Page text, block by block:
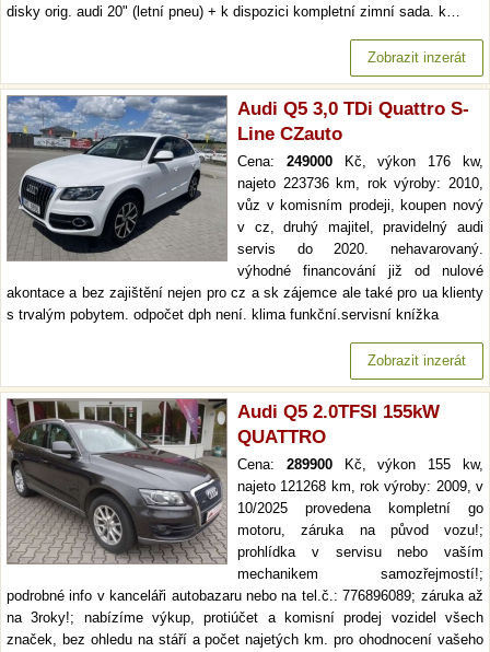
disky orig. audi 20" (letní pneu) + k dispozici kompletní zimní sada. k…
Zobrazit inzerát
Audi Q5 3,0 TDi Quattro S-
Line CZauto
Cena: 249000Kč, výkon 176 kw,
najeto 223736 km, rok výroby: 2010,
vůz v komisním prodeji, koupen nový
v cz, druhý majitel, pravidelný audi
servis do 2020. nehavarovaný.
výhodné financování již od nulové
akontace a bez zajištění nejen pro cz a sk zájemce ale také pro ua klienty
s trvalým pobytem. odpočet dph není. klima funkční.servisní knížka
Zobrazit inzerát
Audi Q5 2.0TFSI 155kW
QUATTRO
Cena: 289900Kč, výkon 155 kw,
najeto 121268 km, rok výroby: 2009, v
10/2025 provedena kompletní go
motoru, záruka na původ vozu!;
prohlídka v servisu nebo vaším
mechanikem samozřejmostí!;
podrobné info v kanceláři autobazaru nebo na tel.č.: 776896089; záruka až
na 3roky!; nabízíme výkup, protiúčet a komisní prodej vozidel všech
značek, bez ohledu na stáří a počet najetých km. pro ohodnocení vašeho